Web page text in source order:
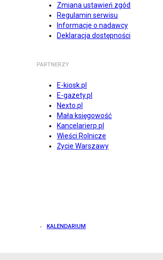
Zmiana ustawień zgód
Regulamin serwisu
Informacje o nadawcy
Deklaracja dostępności
PARTNERZY
E-kiosk.pl
E-gazety.pl
Nexto.pl
Mała księgowość
Kancelarierp.pl
Wieści Rolnicze
Życie Warszawy
KALENDARIUM